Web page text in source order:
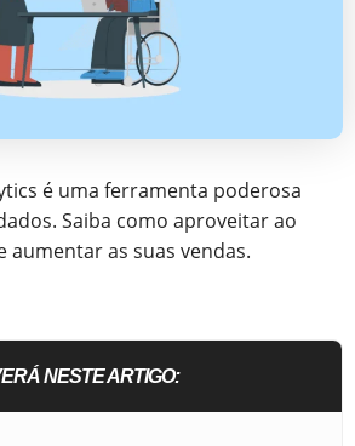
é uma ferramenta poderosa
Saiba como aproveitar ao
aumentar as suas vendas.
NESTE ARTIGO: